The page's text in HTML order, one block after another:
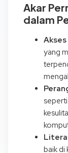
Akar
dalam
yang
baik di